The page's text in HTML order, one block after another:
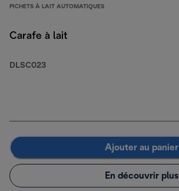
PICHETS À LAIT AUTOMATIQUES
Carafe à lait
DLSC023
Ajouter au panier
En découvrir plus